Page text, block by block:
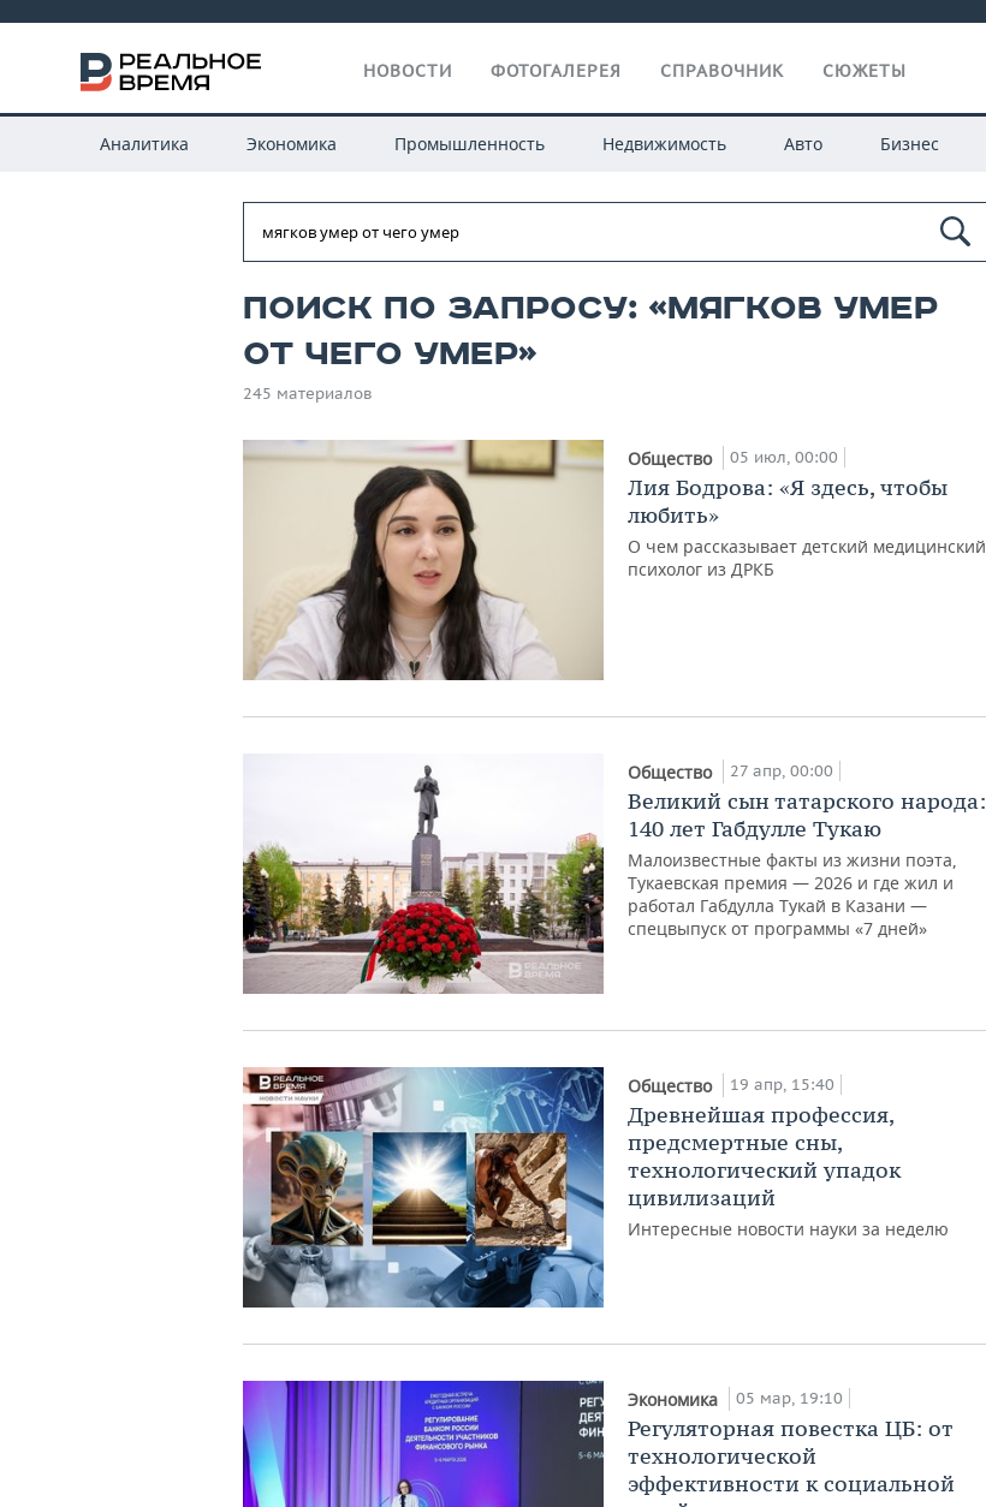
НОВОСТИ ФОТОГАЛЕРЕЯ СПРАВОЧНИК СЮЖЕТЫ
Аналитика Экономика Промышленность Недвижимость Авто Бизнес
Поиск по запросу: «мягков умер
от чего умер»
245 материалов
Общество 05 июл, 00:00
Лия Бодрова: «Я здесь, чтобы
любить»
О чем рассказывает детский медицинский
психолог из ДРКБ
Общество 27 апр, 00:00
Великий сын татарского народа:
140 лет Габдулле Тукаю
Малоизвестные факты из жизни поэта,
Тукаевская премия — 2026 и где жил и
работал Габдулла Тукай в Казани —
спецвыпуск от программы «7 дней»
Общество 19 апр, 15:40
Древнейшая профессия,
предсмертные сны,
технологический упадок
цивилизаций
Интересные новости науки за неделю
Экономика 05 мар, 19:10
Регуляторная повестка ЦБ: от
технологической
эффективности к социальной